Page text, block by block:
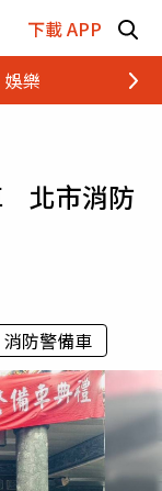
下載 APP
娛樂 財經
北市消防
消防警備車